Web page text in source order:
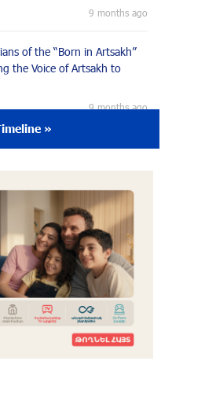
9 months ago
of the “Born in Artsakh”
the Voice of Artsakh to
9 months ago
Artsakh in the USA
and First U.S. Concert of
Future Foundation’s Young
10 months ago
the Next Generation of
“Music for Future”
»